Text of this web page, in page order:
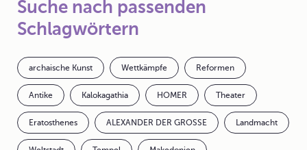
Suche nach passenden
Schlagwörtern
archaische Kunst Wettkämpfe Reformen
Antike Kalokagathia HOMER Theater
Eratosthenes ALEXANDER DER GROSSE Landmacht